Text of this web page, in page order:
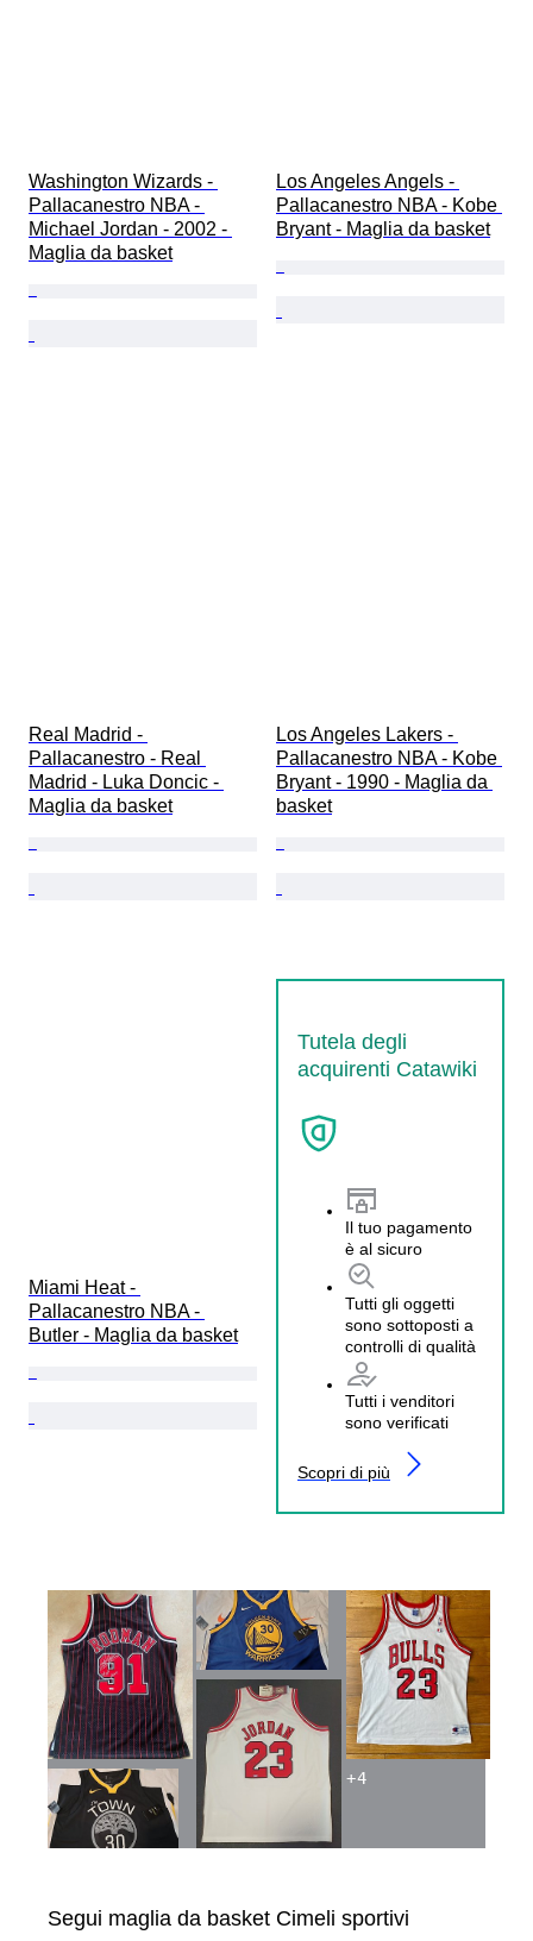
Washington Wizards -
Pallacanestro NBA -
Michael Jordan - 2002 -
Maglia da basket
Los Angeles Angels -
Pallacanestro NBA - Kobe
Bryant - Maglia da basket
Real Madrid -
Pallacanestro - Real
Madrid - Luka Doncic -
Maglia da basket
Los Angeles Lakers -
Pallacanestro NBA - Kobe
Bryant - 1990 - Maglia da
basket
Miami Heat -
Pallacanestro NBA -
Butler - Maglia da basket
Tutela degli
acquirenti Catawiki
Il tuo pagamento
è al sicuro
Tutti gli oggetti
sono sottoposti a
controlli di qualità
Tutti i venditori
sono verificati
Scopri di più
Segui maglia da basket Cimeli sportivi
+4